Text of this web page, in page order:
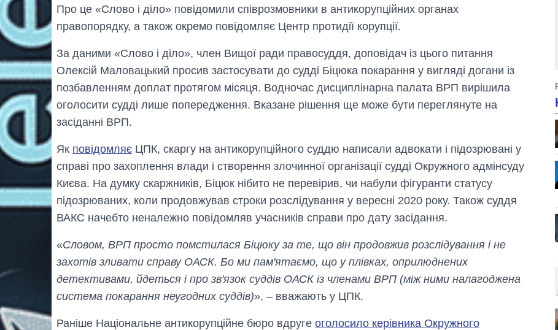
Про це «Слово і діло» повідомили співрозмовники в антикорупційних органах
правопорядку, а також окремо повідомляє Центр протидії корупції.
За даними «Слово і діло», член Вищої ради правосуддя, доповідач із цього питання
Олексій Маловацький просив застосувати до судді Біцюка покарання у вигляді догани із
позбавленням доплат протягом місяця. Водночас дисциплінарна палата ВРП вирішила
оголосити судді лише попередження. Вказане рішення ще може бути переглянуте на
засіданні ВРП.
Як повідомляє ЦПК, скаргу на антикорупційного суддю написали адвокати і підозрювані у
справі про захоплення влади і створення злочинної організації судді Окружного адмінсуду
Києва. На думку скаржників, Біцюк нібито не перевірив, чи набули фігуранти статусу
підозрюваних, коли продовжував строки розслідування у вересні 2020 року. Також суддя
ВАКС начебто неналежно повідомляв учасників справи про дату засідання.
«Словом, ВРП просто помстилася Біцюку за те, що він продовжив розслідування і не
захотів зливати справу ОАСК. Бо ми пам'ятаємо, що у плівках, оприлюднених
детективами, йдеться і про зв'язок суддів ОАСК із членами ВРП (між ними налагоджена
система покарання неугодних суддів)», – вважають у ЦПК.
Раніше Національне антикорупційне бюро вдруге оголосило керівника Окружного
Дефіцит пам’яті:
прогнозують на
2027-й